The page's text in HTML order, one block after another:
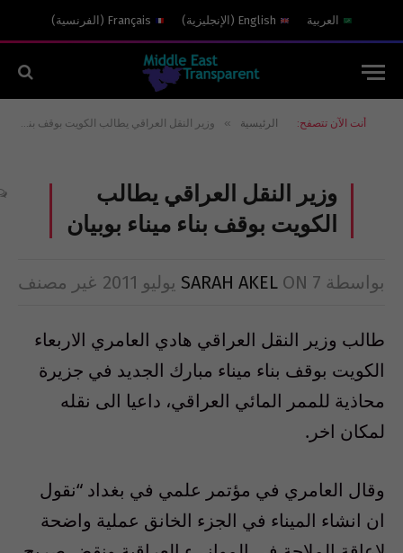
العربية English
( الإنجليزية)
Français
( الفرنسية)
أنت الآن تتصفح: الرئيسية » وزير النقل العراقي يطالب الكويت بوقف بناء ميناء بوبيان
وزير النقل العراقي يطالب
الكويت بوقف بناء ميناء بوبيان
بواسطة SARAH AKEL ON 7 يوليو 2011 غير مصنف
طالب وزير النقل العراقي هادي العامري الاربعاء
الكويت بوقف بناء ميناء مبارك الجديد في جزيرة
محاذية للممر المائي العراقي، داعيا الى نقله
لمكان اخر.
وقال العامري في مؤتمر علمي في بغداد “نقول
ان انشاء الميناء في الجزء الخانق عملية واضحة